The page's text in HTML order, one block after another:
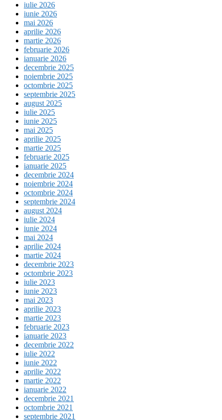
iulie 2026
iunie 2026
mai 2026
aprilie 2026
martie 2026
februarie 2026
ianuarie 2026
decembrie 2025
noiembrie 2025
octombrie 2025
septembrie 2025
august 2025
iulie 2025
iunie 2025
mai 2025
aprilie 2025
martie 2025
februarie 2025
ianuarie 2025
decembrie 2024
noiembrie 2024
octombrie 2024
septembrie 2024
august 2024
iulie 2024
iunie 2024
mai 2024
aprilie 2024
martie 2024
decembrie 2023
octombrie 2023
iulie 2023
iunie 2023
mai 2023
aprilie 2023
martie 2023
februarie 2023
ianuarie 2023
decembrie 2022
iulie 2022
iunie 2022
aprilie 2022
martie 2022
ianuarie 2022
decembrie 2021
octombrie 2021
septembrie 2021